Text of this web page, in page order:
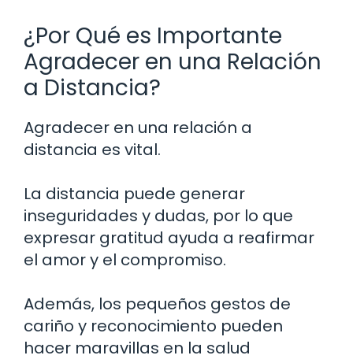
¿Por Qué es Importante
Agradecer en una Relación
a Distancia?
Agradecer en una relación a
distancia es vital.
La distancia puede generar
inseguridades y dudas, por lo que
expresar gratitud ayuda a reafirmar
el amor y el compromiso.
Además, los pequeños gestos de
cariño y reconocimiento pueden
hacer maravillas en la salud